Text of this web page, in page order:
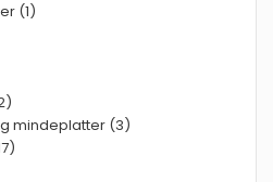
(1)
mindeplatter (3)